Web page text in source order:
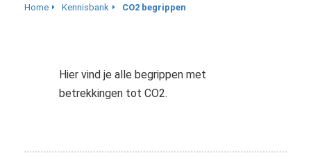
Home Kennisbank CO2 begrippen
Hier vind je alle begrippen met
betrekkingen tot CO2.
deze